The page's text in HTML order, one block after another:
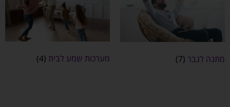
מתנה לגבר (7) מערכות שמע לבית (4)